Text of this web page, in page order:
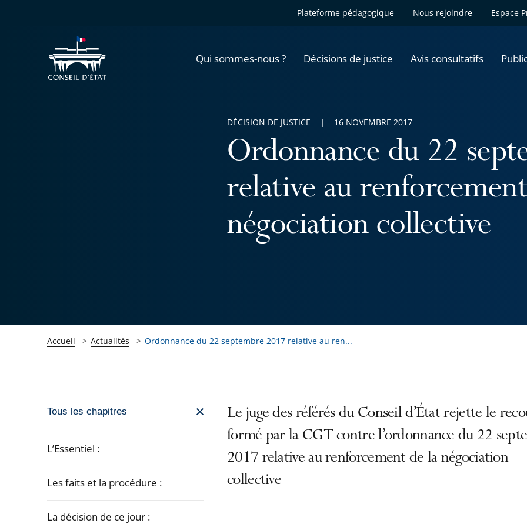
Plateforme pédagogique Nous rejoindre Espace
Qui sommes-nous ? Décisions de justice Avis consultatifs
Ordonnance du 22
relative au
négociation collective
DÉCISION DE JUSTICE 16 NOVEMBRE 2017
Accueil Actualités Ordonnance du 22 septembre 2017 relative au ren...
Passer
navigation
l'article
Tous les chapitres
L’Essentiel :
Les faits et la procédure :
La décision de ce jour :
Le juge des référés du Conseil d’État rejette le
formé par la CGT contre l’ordonnance du 22
2017 relative au renforcement de la négociation
collective